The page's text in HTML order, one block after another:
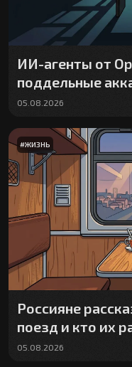
ИИ-агенты от
поддельные
05.08.2026
#ЖИЗНЬ
Россияне
поезд и кто их
05.08.2026